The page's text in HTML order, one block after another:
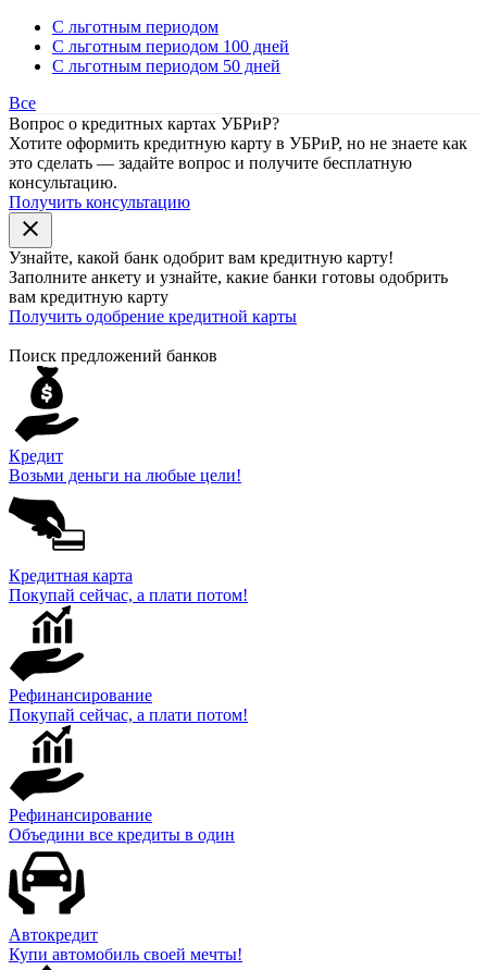
С льготным периодом
С льготным периодом 100 дней
С льготным периодом 50 дней
Все
Вопрос о кредитных картах УБРиР?
Хотите оформить кредитную карту в УБРиР, но не знаете как
это сделать — задайте вопрос и получите бесплатную
консультацию.
Получить консультацию
close
Узнайте, какой банк одобрит вам кредитную карту!
Заполните анкету и узнайте, какие банки готовы одобрить
вам кредитную карту
Получить одобрение кредитной карты
Поиск предложений банков
Кредит
Возьми деньги на любые цели!
Кредитная карта
Покупай сейчас, а плати потом!
Рефинансирование
Покупай сейчас, а плати потом!
Рефинансирование
Объедини все кредиты в один
Автокредит
Купи автомобиль своей мечты!